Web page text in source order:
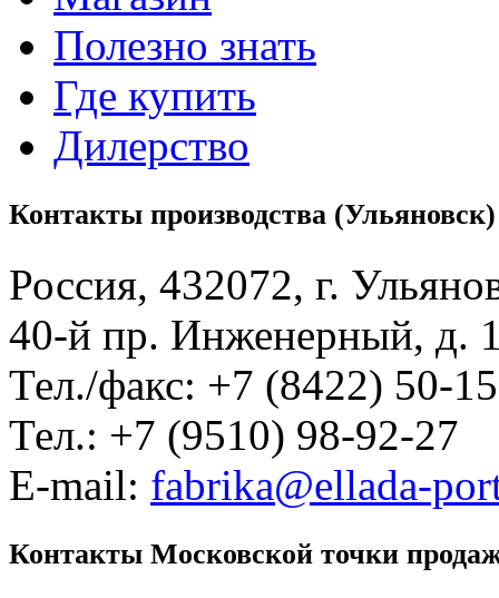
Полезно знать
Где купить
Дилерство
Контакты производства (Ульяновск)
Россия, 432072, г.
40-й пр. Инженерный, д.
Тел./факс: +7 (8422) 50-
Тел.: +7 (9510) 98-92-27
E-mail: fabrika@ellada-
Контакты Московской точки